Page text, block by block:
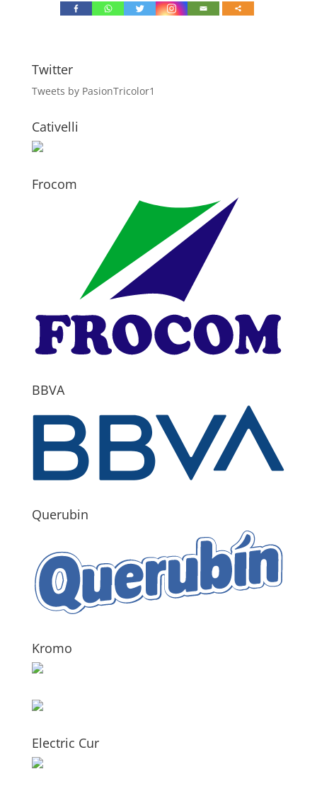
Twitter
Tweets by PasionTricolor1
Cativelli
Frocom
BBVA
Querubin
Kromo
Electric Cur